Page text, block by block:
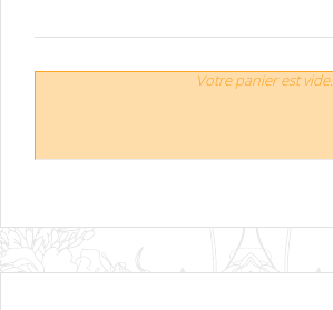
Votre panier est vide.